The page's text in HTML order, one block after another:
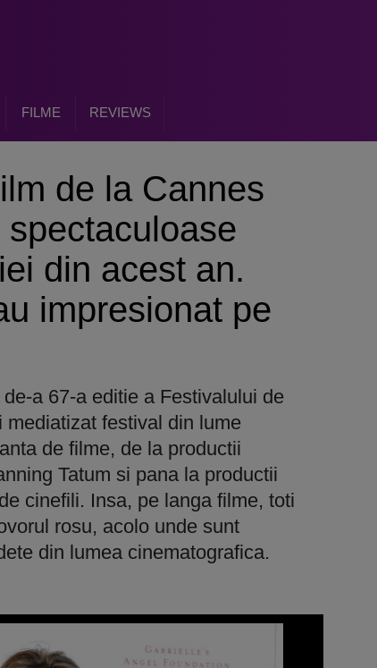
FILME REVIEWS
de la Cannes
din acest an.
impresionat pe
a 67-a editie a Festivalului de
festival din lume
de filme, de la productii
Tatum si pana la productii
cinefili. Insa, pe langa filme, toti
rosu, acolo unde sunt
din lumea cinematografica.